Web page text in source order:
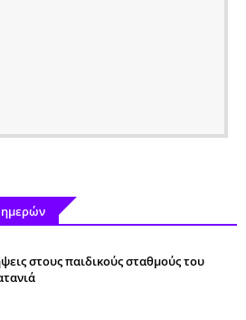
ημερών
στους παιδικούς σταθμούς του